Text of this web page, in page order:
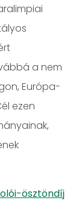
a nem
Európa-
ezen
ösztöndíj